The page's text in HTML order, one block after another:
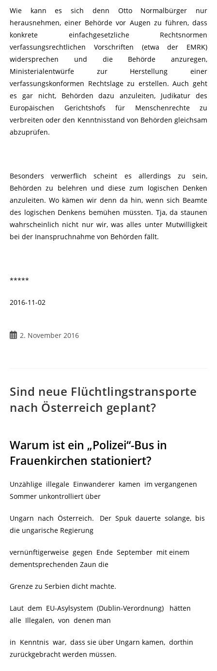
Wie kann es sich denn Otto Normalbürger nur
herausnehmen, einer Behörde vor Augen zu führen, dass
konkrete einfachgesetzliche Rechtsnormen
verfassungsrechtlichen Vorschriften (etwa der EMRK)
widersprechen und die Behörde anzuregen,
Ministerialentwürfe zur Herstellung einer
verfassungskonformen Rechtslage zu erstellen. Auch geht
es gar nicht, Behörden dazu anzuleiten, Judikatur des
Europäischen Gerichtshofs für Menschenrechte zu
verbreiten oder den Kenntnisstand von Behörden gleichsam
abzuprüfen.
Besonders verwerflich scheint es allerdings zu sein,
Behörden zu belehren und diese zum logischen Denken
anzuleiten. Wo kämen wir denn da hin, wenn sich Beamte
des logischen Denkens bemühen müssten. Tja, da staunen
wahrscheinlich nicht nur wir, was alles unter Mutwilligkeit
bei der Inanspruchnahme von Behörden fällt.
*****
2016-11-02
Beitrag
2. November 2016
Sind neue Flüchtlingstransporte
nach Österreich geplant?
Warum ist ein „Polizei“-Bus in
Frauenkirchen stationiert?
Unzählige illegale Einwanderer kamen im vergangenen
Sommer unkontrolliert über
Ungarn nach Österreich. Der Spuk dauerte solange, bis
die ungarische Regierung
vernünftigerweise gegen Ende September mit einem
dementsprechenden Zaun die
Grenze zu Serbien dicht machte.
Laut dem EU-Asylsystem (Dublin-Verordnung) hätten
alle Illegalen, von denen man
in Kenntnis war, dass sie über Ungarn kamen, dorthin
zurückgebracht werden müssen.